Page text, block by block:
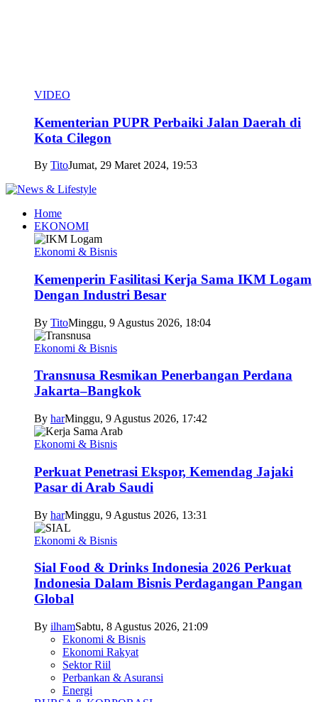
VIDEO
Kementerian PUPR Perbaiki Jalan Daerah di
Kota Cilegon
By TitoJumat, 29 Maret 2024, 19:53
Home
EKONOMI
Ekonomi & Bisnis
Kemenperin Fasilitasi Kerja Sama IKM Logam
Dengan Industri Besar
By TitoMinggu, 9 Agustus 2026, 18:04
Ekonomi & Bisnis
Transnusa Resmikan Penerbangan Perdana
Jakarta–Bangkok
By harMinggu, 9 Agustus 2026, 17:42
Ekonomi & Bisnis
Perkuat Penetrasi Ekspor, Kemendag Jajaki
Pasar di Arab Saudi
By harMinggu, 9 Agustus 2026, 13:31
Ekonomi & Bisnis
Sial Food & Drinks Indonesia 2026 Perkuat
Indonesia Dalam Bisnis Perdagangan Pangan
Global
By ilhamSabtu, 8 Agustus 2026, 21:09
Ekonomi & Bisnis
Ekonomi Rakyat
Sektor Riil
Perbankan & Asuransi
Energi